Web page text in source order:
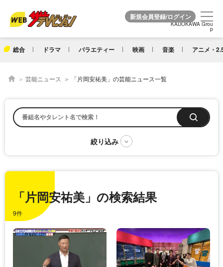
KADOKAWA Grou
p
総合 ドラマ バラエティー 映画 音楽 アニメ・
KADOKAWA Grou
p
芸能ニュース 「片岡安祐美」の芸能ニュース一覧
「片岡安祐美」の検索結果
9件